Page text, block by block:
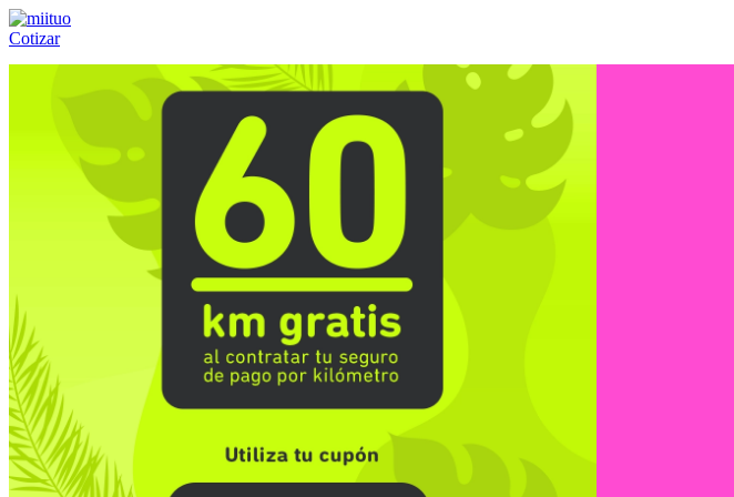
Cotizar
(55) 84-21-05-00ó800-953-00-59